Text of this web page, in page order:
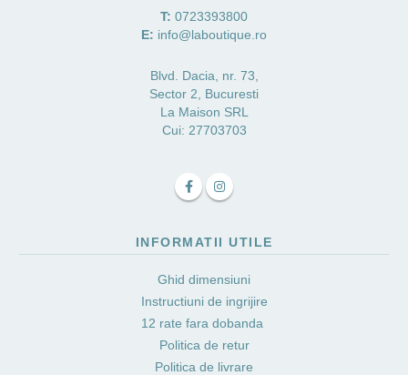
T: 0723393800
E: info@laboutique.ro
Blvd. Dacia, nr. 73,
Sector 2, Bucuresti
La Maison SRL
Cui: 27703703
INFORMATII UTILE
Ghid dimensiuni
Instructiuni de ingrijire
12 rate fara dobanda
Politica de retur
Politica de livrare